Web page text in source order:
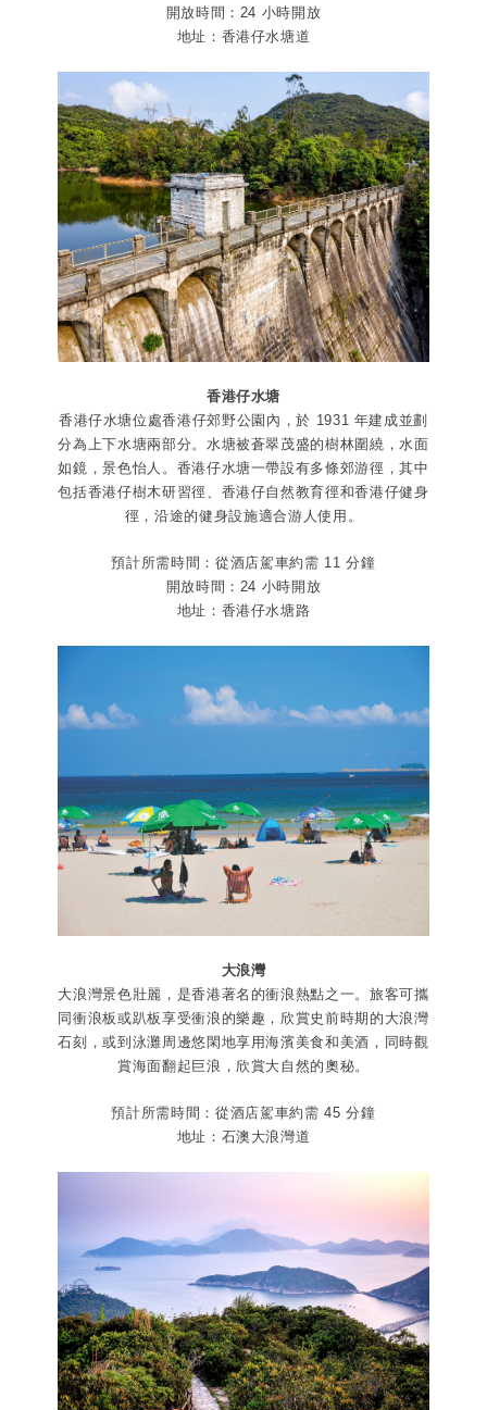
開放時間：24 小時開放
地址：香港仔水塘道
香港仔水塘
香港仔水塘位處香港仔郊野公園內，於 1931 年建成並劃
分為上下水塘兩部分。水塘被蒼翠茂盛的樹林圍繞，水面
如鏡，景色怡人。香港仔水塘一帶設有多條郊游徑，其中
包括香港仔樹木研習徑、香港仔自然教育徑和香港仔健身
徑，沿途的健身設施適合游人使用。
預計所需時間：從酒店駕車約需 11 分鐘
開放時間：24 小時開放
地址：香港仔水塘路
大浪灣
大浪灣景色壯麗，是香港著名的衝浪熱點之一。旅客可攜
同衝浪板或趴板享受衝浪的樂趣，欣賞史前時期的大浪灣
石刻，或到泳灘周邊悠閑地享用海濱美食和美酒，同時觀
賞海面翻起巨浪，欣賞大自然的奧秘。
預計所需時間：從酒店駕車約需 45 分鐘
地址：石澳大浪灣道